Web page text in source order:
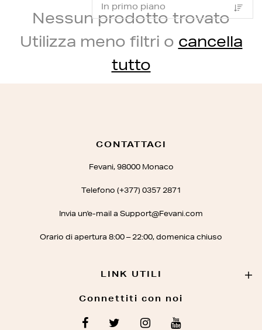
Nessun prodotto trovato
Utilizza meno filtri o cancella
tutto
CONTATTACI
Fevani, 98000 Monaco
Telefono (+377) 0357 2871
Invia un'e-mail a Support@Fevani.com
Orario di apertura 8:00 – 22:00, domenica chiuso
LINK UTILI
Connettiti con noi